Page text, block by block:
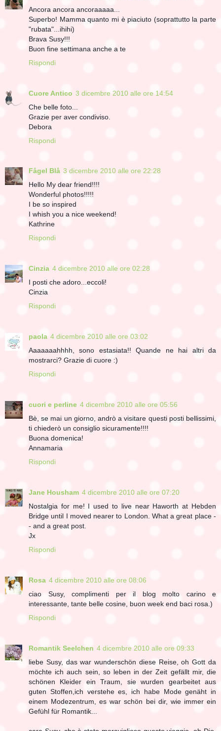
Ancora ancora ancoraaaaa...
Superbo! Mamma quanto mi è piaciuto (soprattutto la parte
"rubata"...ihihi)
Brava Susy!!!
Buon fine settimana anche a te
Rispondi
Cuore Antico 3 dicembre 2010 alle ore 14:54
Che belle foto...
Grazie per aver condiviso.
Debora
Rispondi
Fågel Blå 3 dicembre 2010 alle ore 22:28
Hello My dear friend!!!!
Wonderful photos!!!!!
I be so inspired
I whish you a nice weekend!
Kathrine
Rispondi
Cinzia 4 dicembre 2010 alle ore 02:28
I posti che adoro...eccoli!
Cinzia
Rispondi
paola 4 dicembre 2010 alle ore 03:02
Aaaaaaahhhh, sono estasiata!! Quande ne hai altri da
mostrarci? Grazie di cuore :)
Rispondi
cuori e perline 4 dicembre 2010 alle ore 05:56
Bè, se mai un giorno, andrò a visitare questi posti bellissimi,
ti chiederò un consiglio sicuramente!!!!
Buona domenica!
Annamaria
Rispondi
Jane Housham 4 dicembre 2010 alle ore 07:20
Nostalgia for me! I used to live near Haworth at Hebden
Bridge until I moved nearer to London. What a great place -
- and a great post.
Jx
Rispondi
Rosa 4 dicembre 2010 alle ore 08:06
ciao Susy, complimenti per il blog molto carino e
interessante, tante belle cosine, buon week end baci rosa.)
Rispondi
Romantik Seelchen 4 dicembre 2010 alle ore 09:33
liebe Susy, das war wunderschön diese Reise, oh Gott da
möchte ich auch sein, so leben in der Zeit gefällt mir, die
schönen Kleider ein Traum, sie wurden gearbeitet aus
guten Stoffen,ich verstehe es, ich habe Mode genäht in
einem Modezentrum, es war schön bei dir, wie immer ein
Gefühl für Romantik...